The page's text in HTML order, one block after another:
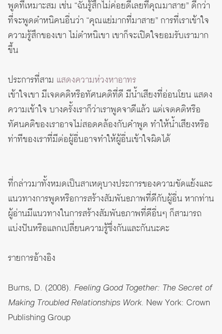
พูดที่เหมาะสม เช่น “ฉันรู้สึกไม่ค่อยดีเลยที่คุณมาสาย” ดีกว่า
ที่จะพูดตำหนิคนอื่นว่า “คุณแย่มากที่มาสาย” การที่เราเข้าใจ
ความรู้สึกของเขา ไม่ตำหนิเขา เขาก็จะเปิดใจยอมรับเรามาก
ขึ้น
ประการที่สาม แสดงความห่วงหาอาทร
เข้าใจเขา มีเจตคติหรือทัศนคติที่ดี มีน้ำเสียงที่อ่อนโยน แสดง
ความเข้าใจ บางครั้งเราก็ว่าเราพูดจาดีแล้ว แต่เจตคติหรือ
ทัศนคติของเราอาจไม่สอดคล้องกับคำพูด ทำให้น้ำเสียงหรือ
ท่าทีของเราที่มีต่อผู้อื่นอาจทำให้ผู้อื่นเข้าใจผิดได้
ที่กล่าวมาทั้งหมดเป็นสาเหตุบางประการของความขัดแย้งและ
แนวทางการพูดหรือการสร้างสัมพันธภาพที่ดีกับผู้อื่น หากท่าน
ผู้อ่านมีแนวทางในการสร้างสัมพันธภาพที่ดีอื่นๆ ก็สามารถ
แบ่งปันหรือแลกเปลี่ยนความรู้ซึ่งกันและกันนะคะ
รายการอ้างอิง
Burns, D. (2008). Feeling Good Together: The Secret of
Making Troubled Relationships Work. New York: Crown
Publishing Group